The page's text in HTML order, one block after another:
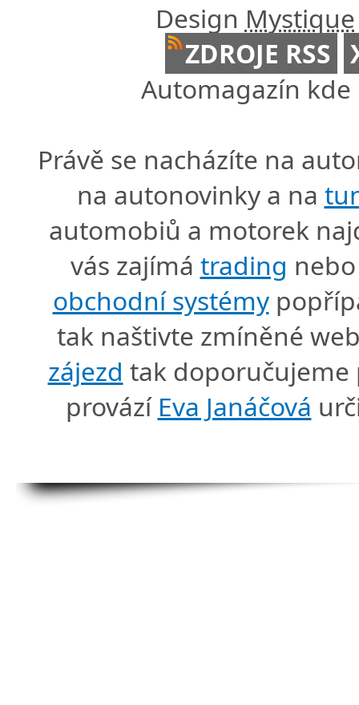
Design Mystique
ZDROJE RSS
Automagazín
Právě se nacházíte na
na autonovinky a na
automobiů a motorek
vás zajímá trading
obchodní systémy
tak naštivte zmíněné
zájezd tak doporučujeme
provází Eva Janáčová